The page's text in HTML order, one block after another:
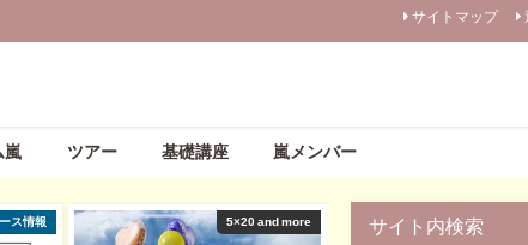
サイトマップ
嵐 ツアー 基礎講座 嵐メンバー
ス情報 5×20 and more サイト内検索